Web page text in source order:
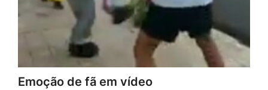
Emoção de fã em vídeo